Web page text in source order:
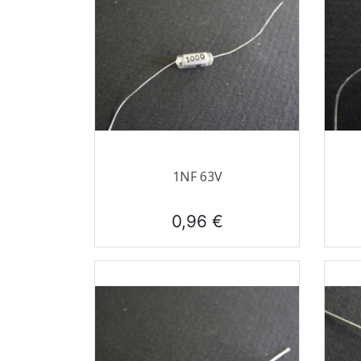
Aperçu rapide
1NF 63V
Prix
0,96 €